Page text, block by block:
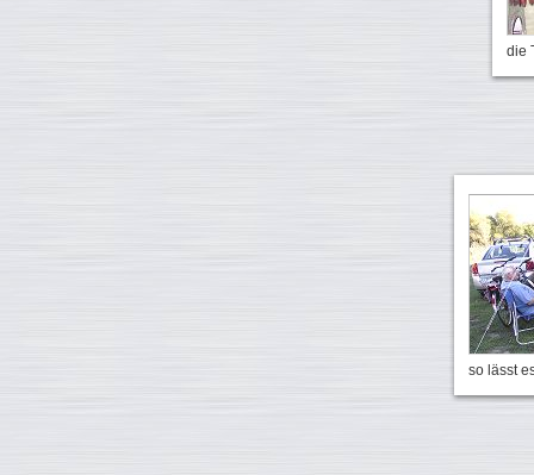
die
so lässt